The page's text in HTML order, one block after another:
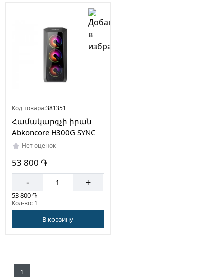
Код товара:381351
Համակարգչի իրան
Abkoncore H300G SYNC
Нет оценок
53 800 ֏
- +
53 800 ֏
Кол-во: 1
В корзину
1